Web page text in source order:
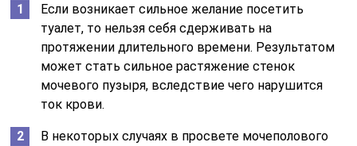
Если возникает сильное желание посетить
туалет, то нельзя себя сдерживать на
протяжении длительного времени. Результатом
может стать сильное растяжение стенок
мочевого пузыря, вследствие чего нарушится
ток крови.
В некоторых случаях в просвете мочеполового